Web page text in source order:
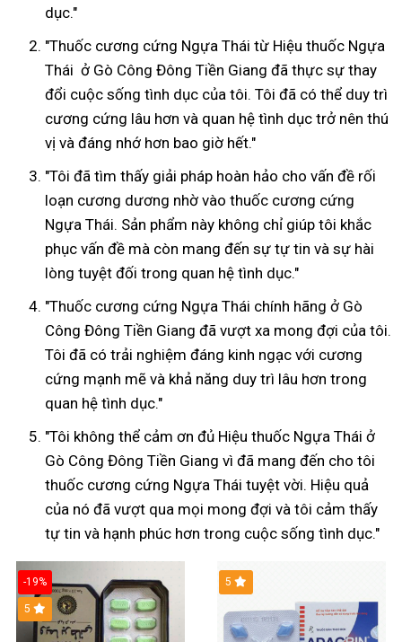
dục."
"Thuốc cương cứng Ngựa Thái từ Hiệu thuốc Ngựa
Thái ở Gò Công Đông Tiền Giang đã thực sự thay
đổi cuộc sống tình dục của tôi. Tôi đã có thể duy trì
cương cứng lâu hơn và quan hệ tình dục trở nên thú
vị và đáng nhớ hơn bao giờ hết."
"Tôi đã tìm thấy giải pháp hoàn hảo cho vấn đề rối
loạn cương dương nhờ vào thuốc cương cứng
Ngựa Thái. Sản phẩm này không chỉ giúp tôi khắc
phục vấn đề mà còn mang đến sự tự tin và sự hài
lòng tuyệt đối trong quan hệ tình dục."
"Thuốc cương cứng Ngựa Thái chính hãng ở Gò
Công Đông Tiền Giang đã vượt xa mong đợi của tôi.
Tôi đã có trải nghiệm đáng kinh ngạc với cương
cứng mạnh mẽ và khả năng duy trì lâu hơn trong
quan hệ tình dục."
"Tôi không thể cảm ơn đủ Hiệu thuốc Ngựa Thái ở
Gò Công Đông Tiền Giang vì đã mang đến cho tôi
thuốc cương cứng Ngựa Thái tuyệt vời. Hiệu quả
của nó đã vượt qua mọi mong đợi và tôi cảm thấy
tự tin và hạnh phúc hơn trong cuộc sống tình dục."
-19%
Hot
5
5